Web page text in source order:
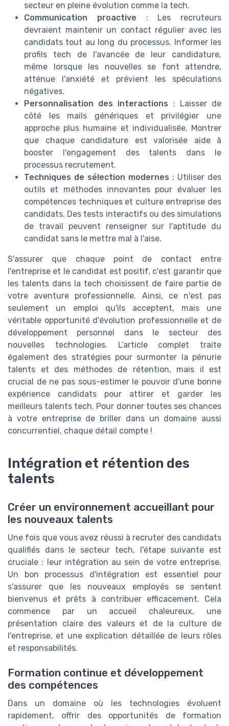
secteur en pleine évolution comme la tech.
Communication proactive : Les recruteurs
devraient maintenir un contact régulier avec les
candidats tout au long du processus. Informer les
profils tech de l'avancée de leur candidature,
même lorsque les nouvelles se font attendre,
atténue l'anxiété et prévient les spéculations
négatives.
Personnalisation des interactions : Laisser de
côté les mails génériques et privilégier une
approche plus humaine et individualisée. Montrer
que chaque candidature est valorisée aide à
booster l'engagement des talents dans le
processus recrutement.
Techniques de sélection modernes : Utiliser des
outils et méthodes innovantes pour évaluer les
compétences techniques et culture entreprise des
candidats. Des tests interactifs ou des simulations
de travail peuvent renseigner sur l'aptitude du
candidat sans le mettre mal à l'aise.
S'assurer que chaque point de contact entre
l'entreprise et le candidat est positif, c'est garantir que
les talents dans la tech choisissent de faire partie de
votre aventure professionnelle. Ainsi, ce n'est pas
seulement un emploi qu'ils acceptent, mais une
véritable opportunité d'évolution professionnelle et de
développement personnel dans le secteur des
nouvelles technologies. L’article complet traite
également des stratégies pour surmonter la pénurie
talents et des méthodes de rétention, mais il est
crucial de ne pas sous-estimer le pouvoir d'une bonne
expérience candidats pour attirer et garder les
meilleurs talents tech. Pour donner toutes ses chances
à votre entreprise de briller dans un domaine aussi
concurrentiel, chaque détail compte !
Intégration et rétention des
talents
Créer un environnement accueillant pour
les nouveaux talents
Une fois que vous avez réussi à recruter des candidats
qualifiés dans le secteur tech, l'étape suivante est
cruciale : leur intégration au sein de votre entreprise.
Un bon processus d'intégration est essentiel pour
s'assurer que les nouveaux employés se sentent
bienvenus et prêts à contribuer efficacement. Cela
commence par un accueil chaleureux, une
présentation claire des valeurs et de la culture de
l'entreprise, et une explication détaillée de leurs rôles
et responsabilités.
Formation continue et développement
des compétences
Dans un domaine où les technologies évoluent
rapidement, offrir des opportunités de formation